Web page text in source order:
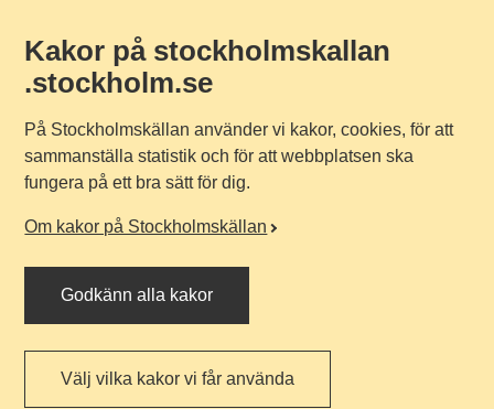
Kakor på stockholmskallan
.stockholm.se
På Stockholmskällan använder vi kakor, cookies, för att
sammanställa statistik och för att webbplatsen ska
fungera på ett bra sätt för dig.
Om kakor på Stockholmskällan
Godkänn alla kakor
Välj vilka kakor vi får använda